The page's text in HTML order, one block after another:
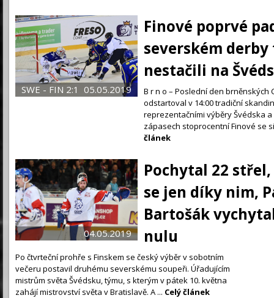
05.05.2019
SWE - FIN 2:1
Finové poprvé
severském derby
nestačili na
B r n o – Poslední den brněnských
odstartoval v 14:00 tradiční
reprezentačními výběry Švédska a
zápasech stoprocentní Finové se
článek
04.05.2019
Pochytal 22
se jen díky nim,
Bartošák
nulu
Po čtvrteční prohře s Finskem se český výběr v sobotním
večeru postavil druhému severskému soupeři. Úřadujícím
mistrům světa Švédsku, týmu, s kterým v pátek 10. května
zahájí mistrovství světa v Bratislavě. A ... Celý článek